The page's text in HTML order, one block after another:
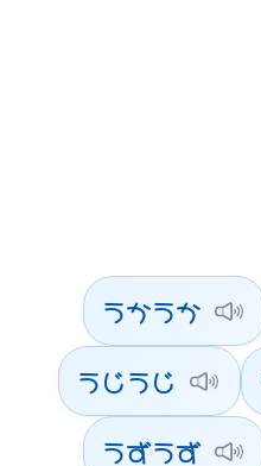
うかうか
うじうじ
うずうず